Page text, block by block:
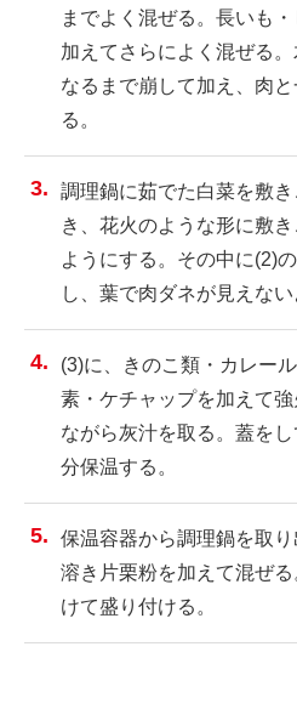
までよく混ぜる。長いも
加えてさらによく混ぜる
なるまで崩して加え、肉
る。
調理鍋に茹でた白菜を敷
き、花火のような形に敷
ようにする。その中に(2)
し、葉で肉ダネが見えない
(3)に、きのこ類・カレー
素・ケチャップを加えて
ながら灰汁を取る。蓋を
分保温する。
保温容器から調理鍋を取
溶き片栗粉を加えて混ぜ
けて盛り付ける。